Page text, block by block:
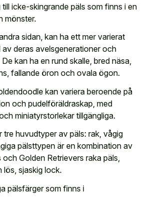
icke-skingrande päls som finns i en
mönster.
sidan, kan ha ett mer varierat
deras avelsgenerationer och
kan ha en rund skalle, bred näsa,
fallande öron och ovala ögon.
kan variera beroende på
och pudelföräldraskap, med
miniatyrstorlekar tillgängliga.
tre huvudtyper av päls: rak, vågig
pälsttypen är en kombination av
Golden Retrievers raka päls,
lös, sjaskig lock.
pälsfärger som finns i